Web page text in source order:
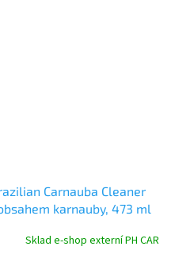
Carnauba Cleaner
karnauby, 473 ml
Sklad e-shop externí PH CAR